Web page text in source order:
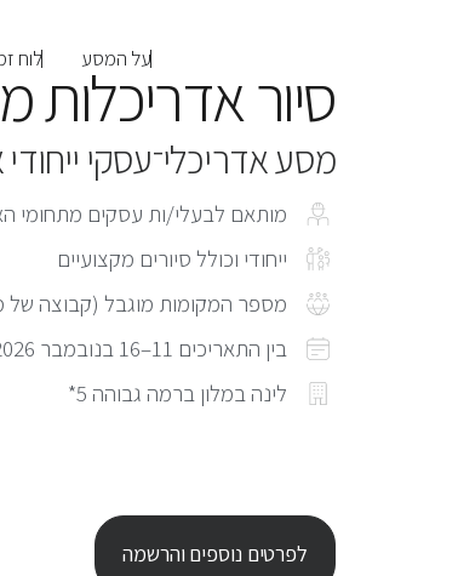
על המסע לוח סיור אדריכלות
מסע אדריכלי־עסקי
מותאם לבעלי/ות עסקים מתחומי
ייחודי וכולל סיורים מקצועיים
מספר המקומות מוגבל (קבוצה של מינימום 16
בין התאריכים 11–16 בנובמבר 2026
לינה במלון ברמה גבוהה 5*
לפרטים נוספים והרשמה